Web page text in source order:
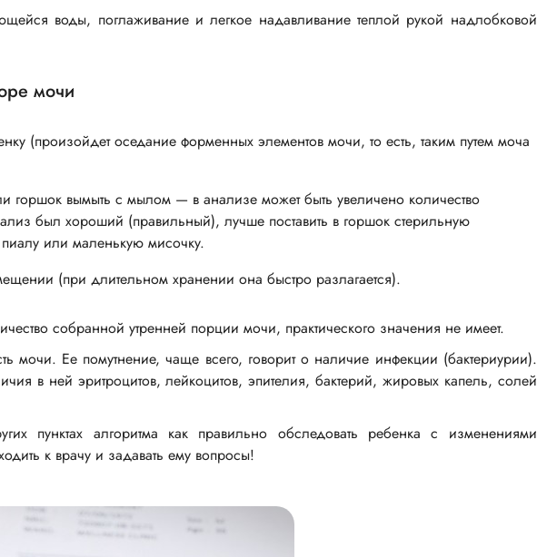
воды, поглаживание и легкое надавливание теплой рукой надлобковой
мочи
(произойдет оседание форменных элементов мочи, то есть, таким путем моча
горшок вымыть с мылом — в анализе может быть увеличено количество
был хороший (правильный), лучше поставить в горшок стерильную
или маленькую мисочку.
(при длительном хранении она быстро разлагается).
собранной утренней порции мочи, практического значения не имеет.
мочи. Ее помутнение, чаще всего, говорит о наличие инфекции (бактериурии).
в ней эритроцитов, лейкоцитов, эпителия, бактерий, жировых капель, солей
пунктах алгоритма как правильно обследовать ребенка с изменениями
к врачу и задавать ему вопросы!